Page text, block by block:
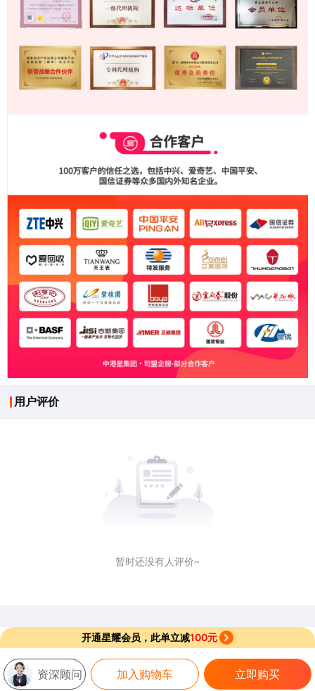
用户评价
暂时还没有人评价~
开通星耀会员，此单立减100元
资深顾问 加入购物车 立即购买